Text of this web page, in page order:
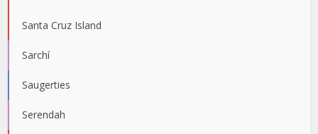
Santa Cruz Island
Sarchí
Saugerties
Serendah